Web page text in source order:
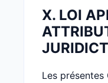
X. LOI
Les présentes